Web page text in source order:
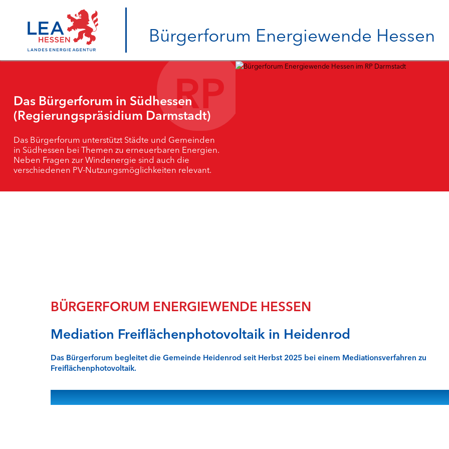
Bürgerforum Energiewende Hessen
Das Bürgerforum in Südhessen
(Regierungspräsidium Darmstadt)
Das Bürgerforum unterstützt Städte und Gemeinden
in Südhessen bei Themen zu erneuerbaren Energien.
Neben Fragen zur Windenergie sind auch die
verschiedenen PV-Nutzungsmöglichkeiten relevant.
BÜRGERFORUM ENERGIEWENDE HESSEN
Mediation Freiflächenphotovoltaik in Heidenrod
Das Bürgerforum begleitet die Gemeinde Heidenrod seit Herbst 2025 bei einem Mediationsverfahren zu
Freiflächenphotovoltaik.